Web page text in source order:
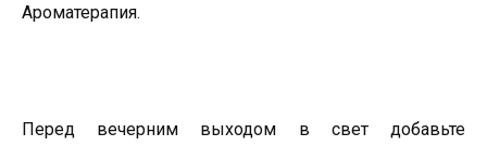
Ароматерапия.
Перед вечерним выходом в свет добавьте